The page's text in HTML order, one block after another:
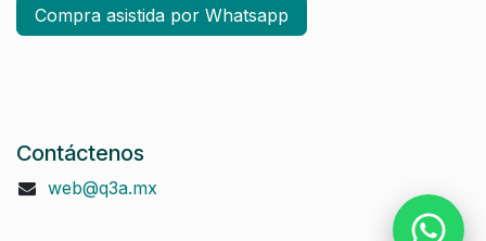
Compra asistida por Whatsapp
Contáctenos
web@q3a.mx